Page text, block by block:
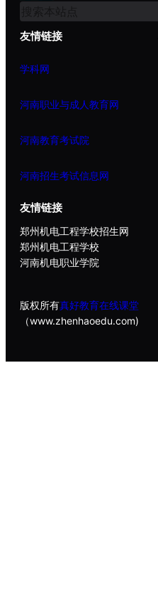
友情链接
学科网
河南职业与成人教育网
河南教育考试院
河南招生考试信息网
友情链接
郑州机电工程学校招生网
郑州机电工程学校
河南机电职业学院
版权所有真好教育在线课堂
（www.zhenhaoedu.com)